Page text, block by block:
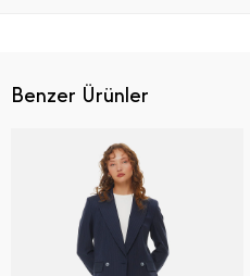
Benzer Ürünler